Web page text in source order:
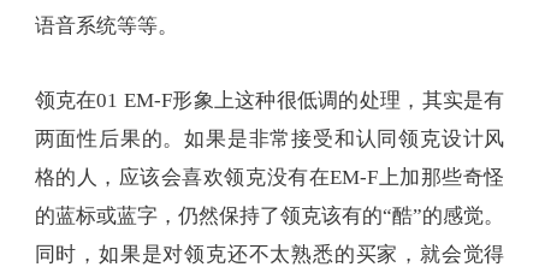
语音系统等等。
领克在01 EM-F形象上这种很低调的处理，其实是有
两面性后果的。如果是非常接受和认同领克设计风
格的人，应该会喜欢领克没有在EM-F上加那些奇怪
的蓝标或蓝字，仍然保持了领克该有的“酷”的感觉。
同时，如果是对领克还不太熟悉的买家，就会觉得